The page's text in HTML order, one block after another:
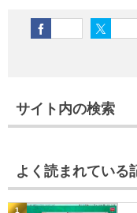
サイト内の検索
よく読まれている
1